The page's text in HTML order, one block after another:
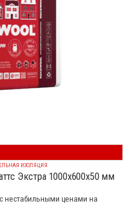
ИЗОЛЯЦИЯ
Экстра 1000x600x50 мм
нестабильными ценами на